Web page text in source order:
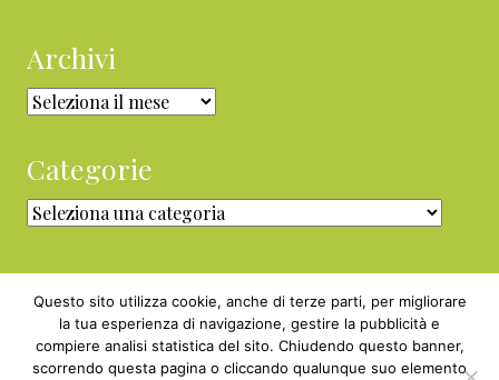
Archivi
Archivi
Categorie
Categorie
Copyright © 2010 - 2026 BabyGreen™ ·
Questo sito utilizza cookie, anche di terze parti, per migliorare
la tua esperienza di navigazione, gestire la pubblicità e
compiere analisi statistica del sito. Chiudendo questo banner,
scorrendo questa pagina o cliccando qualunque suo elemento